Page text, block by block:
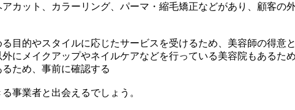
カット、カラーリング、パーマ・縮毛矯正などがあり、顧客の
目的やスタイルに応じたサービスを受けるため、美容師の得意
にメイクアップやネイルケアなどを行っている美容院もあるた
ため、事前に確認する
事業者と出会えるでしょう。